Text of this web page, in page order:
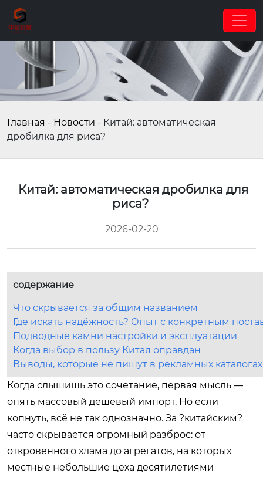
Главная - Новости - Китай: автоматическая
дробилка для риса?
Китай: автоматическая дробилка для
риса?
2026-02-20
содержание
Что скрывается за общим названием
Где искать надёжность? Опыт с конкретным
Подводные камни настройки и эксплуатации
Когда выбор в пользу Китая оправдан
Выводы, которые не пишут в рекламных каталогах
Когда слышишь это сочетание, первая мысль —
опять массовый дешёвый импорт. Но если
копнуть, всё не так однозначно. За ?китайским?
часто скрывается огромный разброс: от
откровенного хлама до агрегатов, на которых
местные небольшие цеха десятилетиями